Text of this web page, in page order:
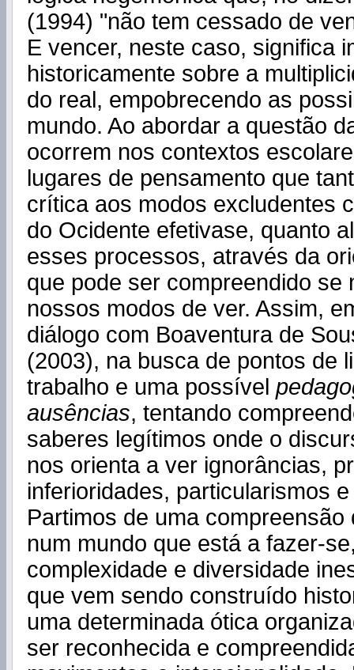
(1994) "não tem cessado de
E vencer, neste caso, significa
historicamente sobre a
do real, empobrecendo as
mundo. Ao abordar a questão
ocorrem nos contextos
lugares de pensamento que
crítica aos modos excludentes
do Ocidente efetivase, quanto
esses processos, através da
que pode ser compreendido se
nossos modos de ver. Assim,
diálogo com Boaventura de
(2003), na busca de pontos de
trabalho e uma possível
ausências, tentando
saberes legítimos onde o
nos orienta a ver ignorâncias,
inferioridades, particularismos
Partimos de uma
num mundo que está a fazer-
complexidade e diversidade
que vem sendo construído
uma determinada ótica
ser reconhecida e